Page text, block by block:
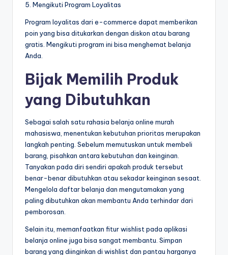
5. Mengikuti Program Loyalitas
Program loyalitas dari e-commerce dapat memberikan
poin yang bisa ditukarkan dengan diskon atau barang
gratis. Mengikuti program ini bisa menghemat belanja
Anda.
Bijak Memilih Produk
yang Dibutuhkan
Sebagai salah satu rahasia belanja online murah
mahasiswa, menentukan kebutuhan prioritas merupakan
langkah penting. Sebelum memutuskan untuk membeli
barang, pisahkan antara kebutuhan dan keinginan.
Tanyakan pada diri sendiri apakah produk tersebut
benar-benar dibutuhkan atau sekadar keinginan sesaat.
Mengelola daftar belanja dan mengutamakan yang
paling dibutuhkan akan membantu Anda terhindar dari
pemborosan.
Selain itu, memanfaatkan fitur wishlist pada aplikasi
belanja online juga bisa sangat membantu. Simpan
barang yang diinginkan di wishlist dan pantau harganya